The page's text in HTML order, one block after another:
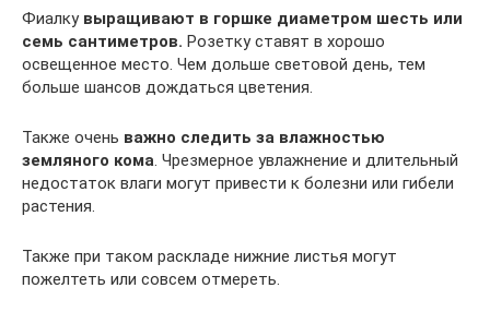
Фиалку выращивают в горшке диаметром шесть или
семь сантиметров. Розетку ставят в хорошо
освещенное место. Чем дольше световой день, тем
больше шансов дождаться цветения.
Также очень важно следить за влажностью
земляного кома. Чрезмерное увлажнение и длительный
недостаток влаги могут привести к болезни или гибели
растения.
Также при таком раскладе нижние листья могут
пожелтеть или совсем отмереть.